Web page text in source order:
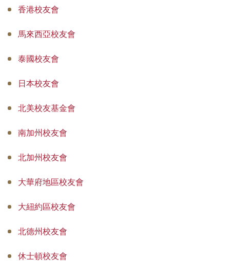
香港校友會
馬來西亞校友會
泰國校友會
日本校友會
北美校友基金會
南加州校友會
北加州校友會
大華府地區校友會
大紐約區校友會
北德州校友會
休士頓校友會